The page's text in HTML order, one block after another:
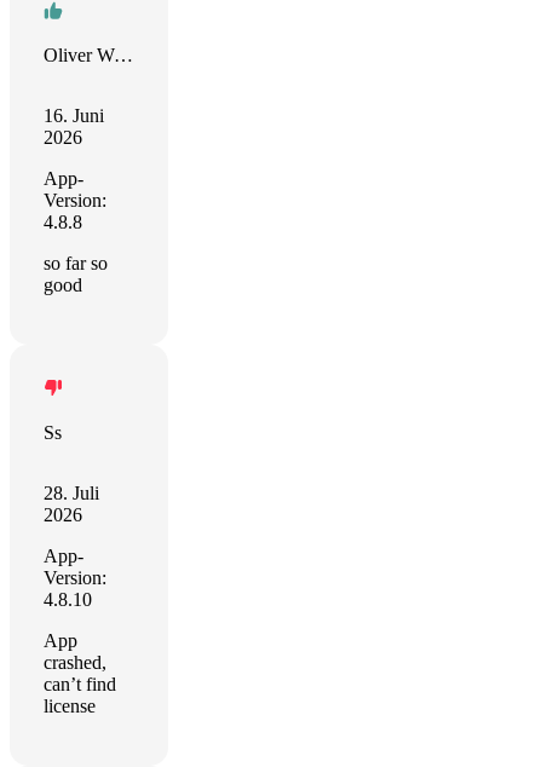
Oliver Williams
16. Juni
2026
App-
Version:
4.8.8
so far so
good
Ss
28. Juli
2026
App-
Version:
4.8.10
App
crashed,
can’t find
license